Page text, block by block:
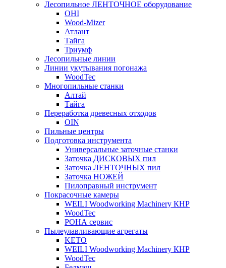
Лесопильное ЛЕНТОЧНОЕ оборудование
OHI
Wood-Mizer
Атлант
Тайга
Триумф
Лесопильные линии
Линии укутывания погонажа
WoodTec
Многопильные станки
Алтай
Тайга
Переработка древесных отходов
OIN
Пильные центры
Подготовка инструмента
Универсальные заточные станки
Заточка ДИСКОВЫХ пил
Заточка ЛЕНТОЧНЫХ пил
Заточка НОЖЕЙ
Пилоправный инструмент
Покрасочные камеры
WEILI Woodworking Machinery КНР
WoodTec
РОНА сервис
Пылеулавливающие агрегаты
KETO
WEILI Woodworking Machinery КНР
WoodTec